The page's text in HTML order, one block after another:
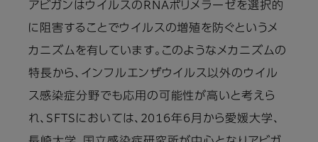
アビガンはウイルスのRNAポリメラーゼを選択的
に阻害することでウイルスの増殖を防ぐというメ
カニズムを有しています。このようなメカニズムの
特長から、インフルエンザウイルス以外のウイル
ス感染症分野でも応用の可能性が高いと考えら
れ、SFTSにおいては、2016年6月から愛媛大学、